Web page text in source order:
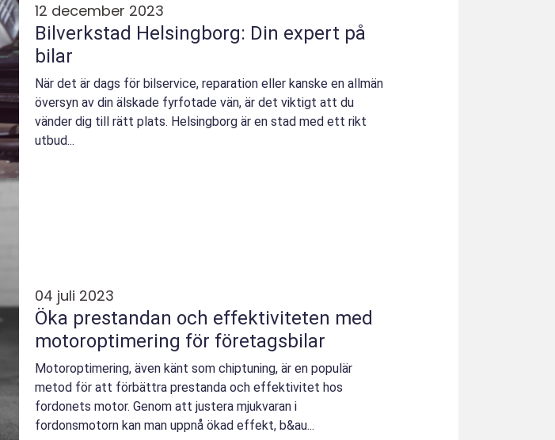
12 december 2023
Bilverkstad Helsingborg: Din expert på
bilar
När det är dags för bilservice, reparation eller kanske en allmän
översyn av din älskade fyrfotade vän, är det viktigt att du
vänder dig till rätt plats. Helsingborg är en stad med ett rikt
utbud...
04 juli 2023
Öka prestandan och effektiviteten med
motoroptimering för företagsbilar
Motoroptimering, även känt som chiptuning, är en populär
metod för att förbättra prestanda och effektivitet hos
fordonets motor. Genom att justera mjukvaran i
fordonsmotorn kan man uppnå ökad effekt, b&au...